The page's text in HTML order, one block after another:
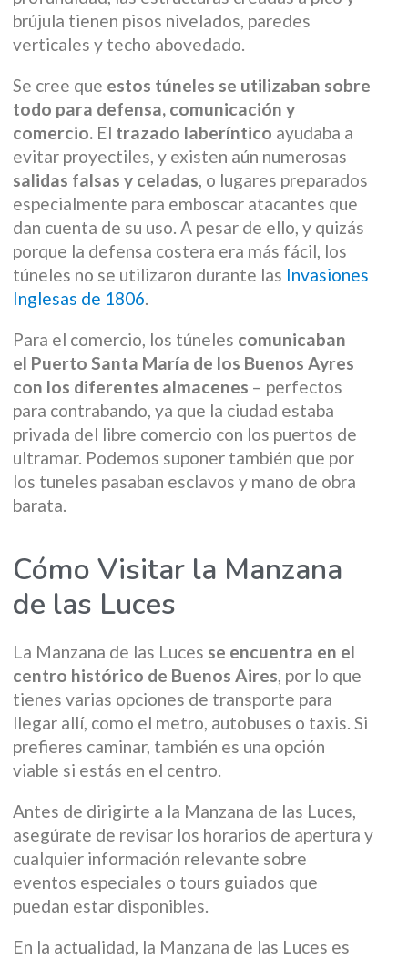
brújula tienen pisos nivelados, paredes
verticales y techo abovedado.
Se cree que estos túneles se utilizaban sobre
todo para defensa, comunicación y
comercio. El trazado laberíntico ayudaba a
evitar proyectiles, y existen aún numerosas
salidas falsas y celadas, o lugares preparados
especialmente para emboscar atacantes que
dan cuenta de su uso. A pesar de ello, y quizás
porque la defensa costera era más fácil, los
túneles no se utilizaron durante las Invasiones
Inglesas de 1806.
Para el comercio, los túneles comunicaban
el Puerto Santa María de los Buenos Ayres
con los diferentes almacenes – perfectos
para contrabando, ya que la ciudad estaba
privada del libre comercio con los puertos de
ultramar. Podemos suponer también que por
los tuneles pasaban esclavos y mano de obra
barata.
Cómo Visitar la Manzana
de las Luces
La Manzana de las Luces se encuentra en el
centro histórico de Buenos Aires, por lo que
tienes varias opciones de transporte para
llegar allí, como el metro, autobuses o taxis. Si
prefieres caminar, también es una opción
viable si estás en el centro.
Antes de dirigirte a la Manzana de las Luces,
asegúrate de revisar los horarios de apertura y
cualquier información relevante sobre
eventos especiales o tours guiados que
puedan estar disponibles.
En la actualidad, la Manzana de las Luces es